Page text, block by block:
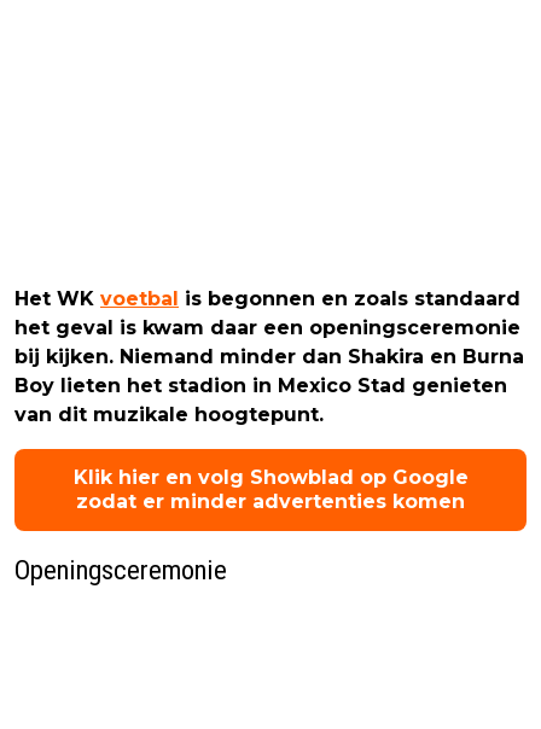
Het WK voetbal
is begonnen en zoals standaard
het geval is kwam daar een openingsceremonie
bij kijken. Niemand minder dan Shakira en Burna
Boy lieten het stadion in Mexico Stad genieten
van dit muzikale hoogtepunt.
Klik hier en volg Showblad op Google
zodat er minder advertenties komen
Openingsceremonie